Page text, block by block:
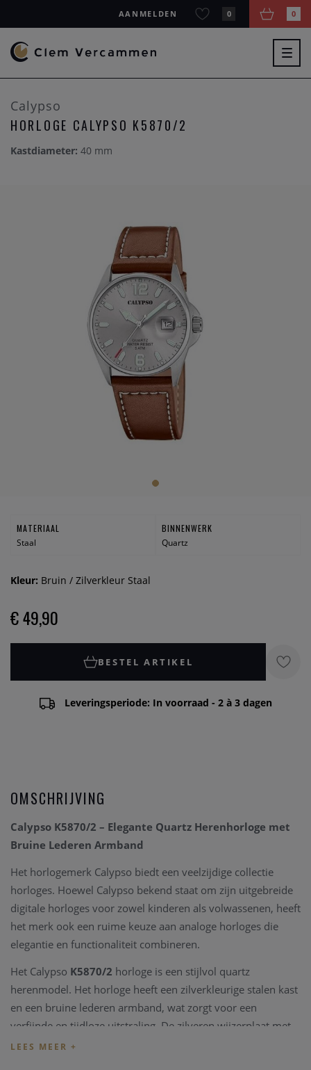
AANMELDEN 0 0
Calypso
HORLOGE CALYPSO K5870/2
Kastdiameter: 40 mm
MATERIAAL
Staal
BINNENWERK
Quartz
Kleur: Bruin / Zilverkleur Staal
€ 49,90
BESTEL ARTIKEL
Leveringsperiode: In voorraad - 2 à 3 dagen
OMSCHRIJVING
Calypso K5870/2 – Elegante Quartz Herenhorloge met
Bruine Lederen Armband
Het horlogemerk Calypso biedt een veelzijdige collectie
horloges. Hoewel Calypso bekend staat om zijn uitgebreide
digitale horloges voor zowel kinderen als volwassenen, heeft
het merk ook een ruime keuze aan analoge horloges die
elegantie en functionaliteit combineren.
Het Calypso K5870/2 horloge is een stijlvol quartz
herenmodel. Het horloge heeft een zilverkleurige stalen kast
en een bruine lederen armband, wat zorgt voor een
verfijnde en tijdloze uitstraling. De zilveren wijzerplaat met
datumaanduiding maakt het horloge zowel praktisch als